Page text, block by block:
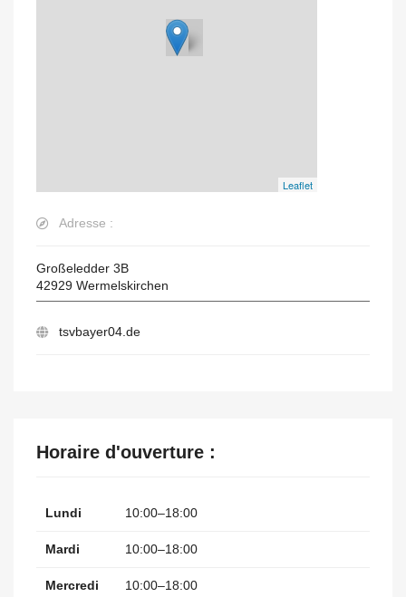
Leaflet
Adresse :
Großeledder 3B
42929 Wermelskirchen
tsvbayer04.de
Horaire d'ouverture :
Lundi 10:00–18:00
Mardi 10:00–18:00
Mercredi 10:00–18:00